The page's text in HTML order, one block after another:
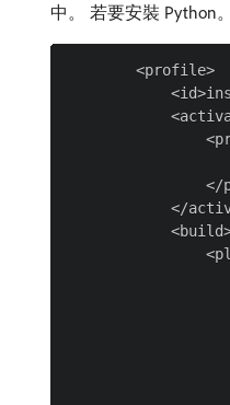
中。 若要安裝 Python。
        <profile>
</
</